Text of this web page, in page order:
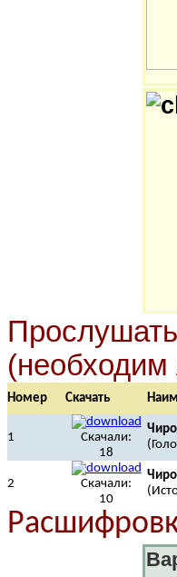
Номер Скачать
1
Скачали:
18
2
Скачали:
10